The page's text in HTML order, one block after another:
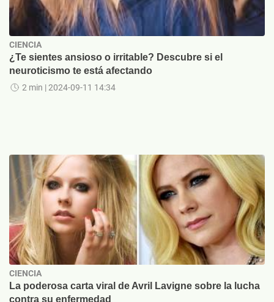
CIENCIA
¿Te sientes ansioso o irritable? Descubre si el
neuroticismo te está afectando
2 min | 2024-09-11 14:34
CIENCIA
La poderosa carta viral de Avril Lavigne sobre la lucha
contra su enfermedad